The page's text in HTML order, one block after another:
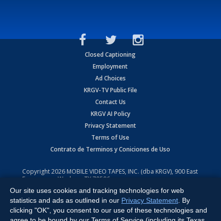
Closed Captioning
Employment
Ad Choices
KRGV-TV Public File
Contact Us
KRGV AI Policy
Privacy Statement
Terms of Use
Contrato de Terminos y Coniciones de Uso
Copyright2026 MOBILE VIDEO TAPES, INC. (dba KRGV), 900 East
Expressway, Weslaco, TX 78596.
All Rights Reserved. Powered by:Ruby Shore Software
Our site uses cookies and tracking technologies for web
statistics and ads as outlined in our Privacy Statement . By
clicking "OK", you consent to our use of these technologies and